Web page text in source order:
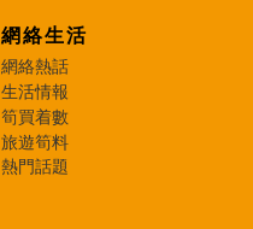
網絡生活
網絡熱話
生活情報
筍買着數
旅遊筍料
熱門話題